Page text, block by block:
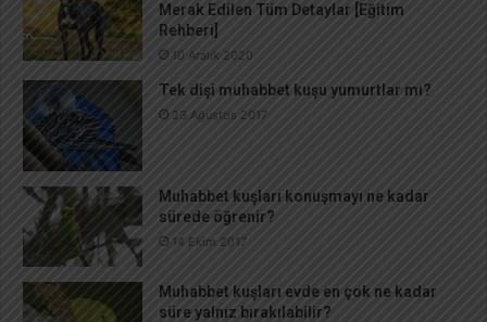
Merak Edilen Tüm Detaylar [Eğitim
Rehberi]
10 Aralık 2020
Tek dişi muhabbet kuşu yumurtlar mı?
23 Ağustos 2017
Muhabbet kuşları konuşmayı ne kadar
sürede öğrenir?
14 Ekim 2017
Muhabbet kuşları evde en çok ne kadar
süre yalnız bırakılabilir?